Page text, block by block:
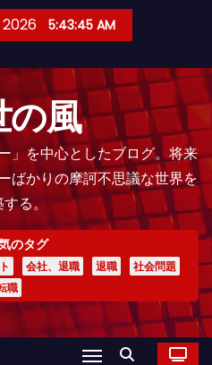
5:43:47 AM
の風
」を中心としたブログ。将来
ばかりの摩訶不思議な世界を
る。
のタグ
会社、退職 退職
社会問題
職